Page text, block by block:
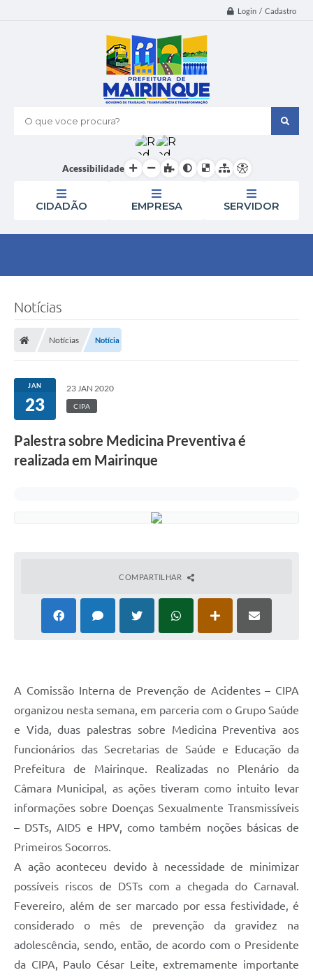
Login / Cadastro
O que voce procura?
Acessibilidade
CIDADÃO EMPRESA SERVIDOR
Notícias
Notícias Notícia
JAN
23
23 JAN 2020
CIPA
Palestra sobre Medicina Preventiva é
realizada em Mairinque
COMPARTILHAR
A Comissão Interna de Prevenção de Acidentes – CIPA
organizou nesta semana, em parceria com o Grupo Saúde
e Vida, duas palestras sobre Medicina Preventiva aos
funcionários das Secretarias de Saúde e Educação da
Prefeitura de Mairinque. Realizadas no Plenário da
Câmara Municipal, as ações tiveram como intuito levar
informações sobre Doenças Sexualmente Transmissíveis
– DSTs, AIDS e HPV, como também noções básicas de
Primeiros Socorros.
A ação aconteceu devido à necessidade de minimizar
possíveis riscos de DSTs com a chegada do Carnaval.
Fevereiro, além de ser marcado por essa festividade, é
considerado o mês de prevenção da gravidez na
adolescência, sendo, então, de acordo com o Presidente
da CIPA, Paulo César Leite, extremamente importante